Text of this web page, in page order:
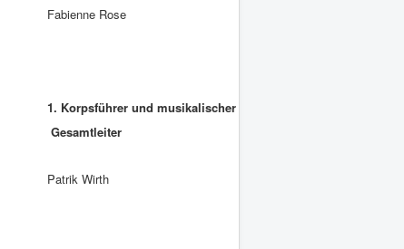
Fabienne Rose
1. Korpsführer und musikalischer
Gesamtleiter
Patrik Wirth